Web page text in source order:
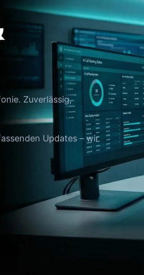
Zuverlässig,
Updates – wir